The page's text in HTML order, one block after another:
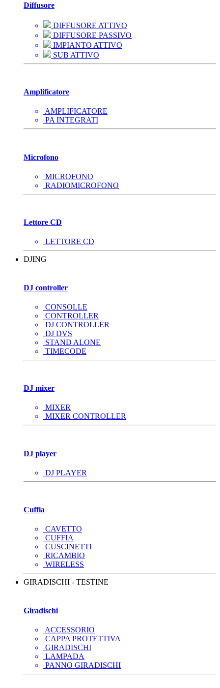
Diffusore
DIFFUSORE ATTIVO
DIFFUSORE PASSIVO
IMPIANTO ATTIVO
SUB ATTIVO
Amplificatore
AMPLIFICATORE
PA INTEGRATI
Microfono
MICROFONO
RADIOMICROFONO
Lettore CD
LETTORE CD
DJING
DJ controller
CONSOLLE
CONTROLLER
DJ CONTROLLER
DJ DVS
STAND ALONE
TIMECODE
DJ mixer
MIXER
MIXER CONTROLLER
DJ player
DJ PLAYER
Cuffia
CAVETTO
CUFFIA
CUSCINETTI
RICAMBIO
WIRELESS
GIRADISCHI - TESTINE
Giradischi
ACCESSORIO
CAPPA PROTETTIVA
GIRADISCHI
LAMPADA
PANNO GIRADISCHI